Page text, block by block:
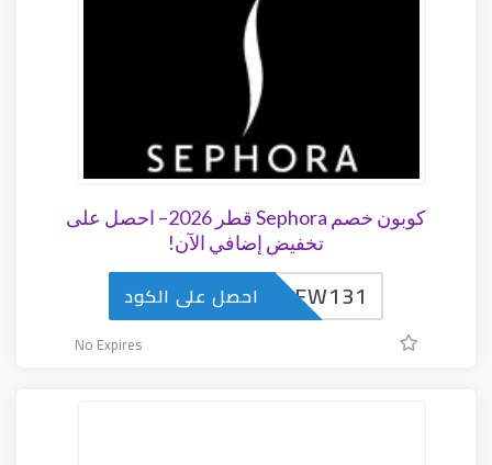
كوبون خصم Sephora قطر 2026– احصل على
تخفيض إضافي الآن!
FW131 احصل على الكود
No Expires